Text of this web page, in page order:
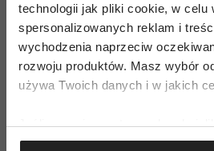
technologii jak pliki cookie, w celu
spersonalizowanych reklam i
wychodzenia naprzeciw
rozwoju produktów. Masz wybór
używa Twoich danych i w jakich
Jeśli wyrazisz na to zgodę,
Gromadzić dane
powiedzenie: oto jestem, w
w tej rzeczywistości”.
Gdy życie przestaje
fragmentów rozmowy jest